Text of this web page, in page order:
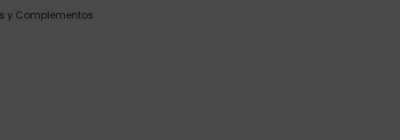
y Complementos